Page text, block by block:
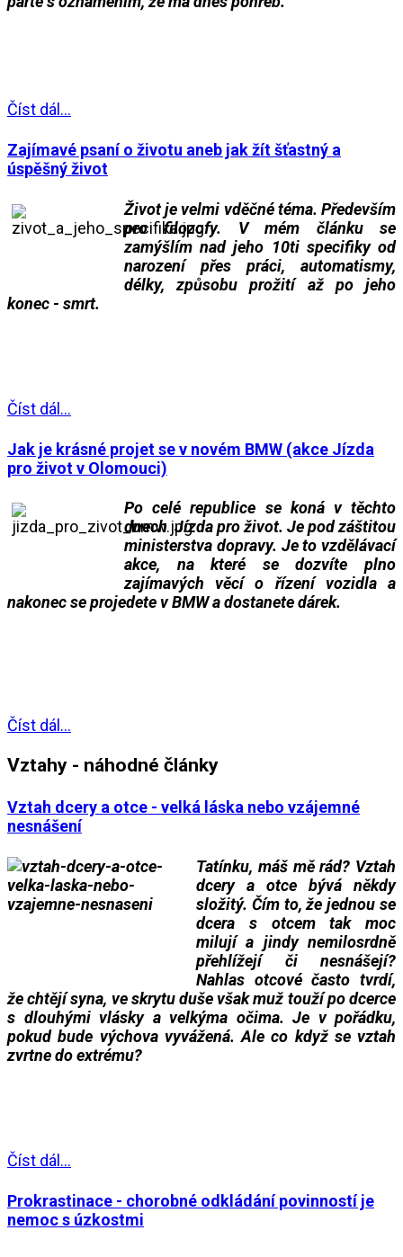
Číst dál...
Zajímavé psaní o životu aneb jak žít šťastný a
úspěšný život
Život je velmi vděčné téma. Především
pro filozofy. V mém článku se
zamýšlím nad jeho 10ti specifiky od
narození přes práci, automatismy,
délky, způsobu prožití až po jeho
konec - smrt.
Číst dál...
Jak je krásné projet se v novém BMW (akce Jízda
pro život v Olomouci)
Po celé republice se koná v těchto
dnech Jízda pro život. Je pod záštitou
ministerstva dopravy. Je to vzdělávací
akce, na které se dozvíte plno
zajímavých věcí o řízení vozidla a
nakonec se projedete v BMW a dostanete dárek.
Číst dál...
Vztahy - náhodné články
Vztah dcery a otce - velká láska nebo vzájemné
nesnášení
Tatínku, máš mě rád? Vztah
dcery a otce bývá někdy
složitý. Čím to, že jednou se
dcera s otcem tak moc
milují a jindy nemilosrdně
přehlížejí či nesnášejí?
Nahlas otcové často tvrdí,
že chtějí syna, ve skrytu duše však muž touží po dcerce
s dlouhými vlásky a velkýma očima. Je v pořádku,
pokud bude výchova vyvážená. Ale co když se vztah
zvrtne do extrému?
Číst dál...
Prokrastinace - chorobné odkládání povinností je
nemoc s úzkostmi